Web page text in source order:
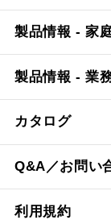
製品情報 - 家
製品情報 - 業
カタログ
Q&A／お問い
利用規約